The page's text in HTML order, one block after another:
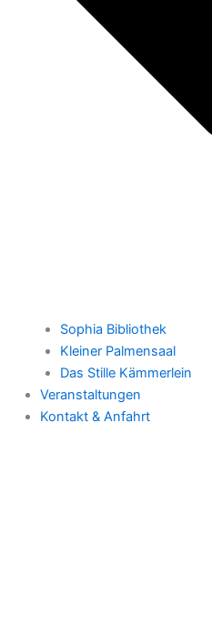
Sophia Bibliothek
Kleiner Palmensaal
Das Stille Kämmerlein
Veranstaltungen
Kontakt & Anfahrt